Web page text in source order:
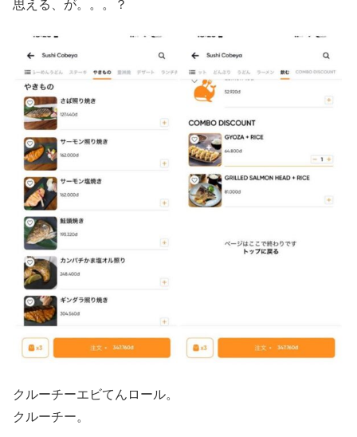
思える、が。。。？
クルーチーエビてんロール。
クルーチー。